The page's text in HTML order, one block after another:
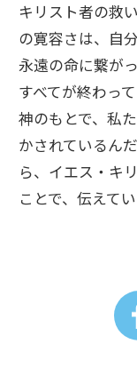
キリスト者の救
の寛容さは、自
永遠の命に繋が
すべてが終わっ
神のもとで、私
かされているん
ら、イエス・キ
ことで、伝えて